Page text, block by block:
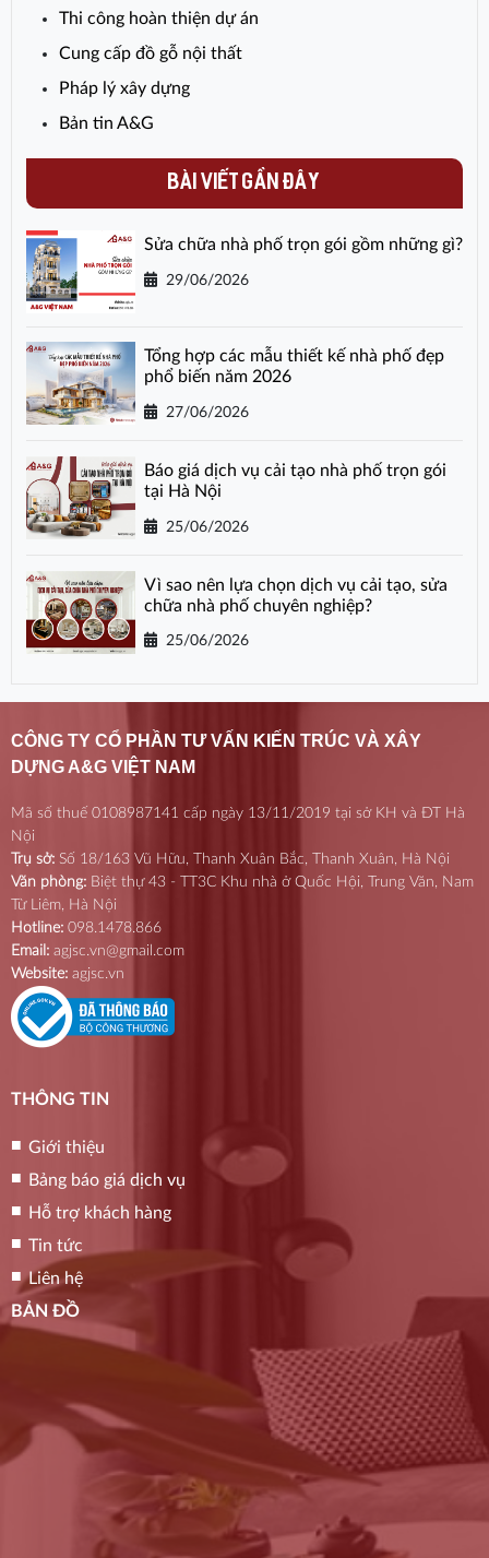
Thi công hoàn thiện dự án
Cung cấp đồ gỗ nội thất
Pháp lý xây dựng
Bản tin A&G
BÀI VIẾT GẦN ĐÂY
Sửa chữa nhà phố trọn gói gồm những gì?
29/06/2026
Tổng hợp các mẫu thiết kế nhà phố đẹp
phổ biến năm 2026
27/06/2026
Báo giá dịch vụ cải tạo nhà phố trọn gói
tại Hà Nội
25/06/2026
Vì sao nên lựa chọn dịch vụ cải tạo, sửa
chữa nhà phố chuyên nghiệp?
25/06/2026
CÔNG TY CỔ PHẦN TƯ VẤN KIẾN TRÚC VÀ XÂY
DỰNG A&G VIỆT NAM
Mã số thuế 0108987141 cấp ngày 13/11/2019 tại sở KH và ĐT Hà
Nội
Trụ sở: Số 18/163 Vũ Hữu, Thanh Xuân Bắc, Thanh Xuân, Hà Nội
Văn phòng: Biệt thự 43 - TT3C Khu nhà ở Quốc Hội, Trung Văn, Nam
Từ Liêm, Hà Nội
Hotline: 098.1478.866
Email: agjsc.vn@gmail.com
Website: agjsc.vn
THÔNG TIN
Giới thiệu
Bảng báo giá dịch vụ
Hỗ trợ khách hàng
Tin tức
Liên hệ
BẢN ĐỒ